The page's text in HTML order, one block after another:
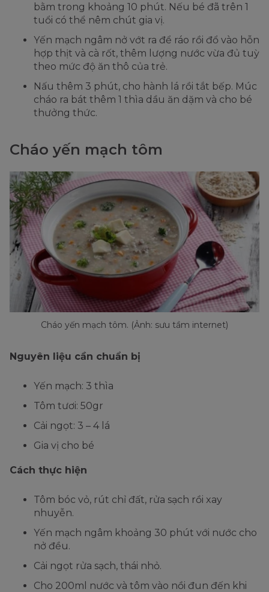
bằm trong khoảng 10 phút. Nếu bé đã trên 1
tuổi có thể nêm chút gia vị.
Yến mạch ngâm nở vớt ra để ráo rồi đổ vào hỗn
hợp thịt và cà rốt, thêm lượng nước vừa đủ tuỳ
theo mức độ ăn thô của trẻ.
Nấu thêm 3 phút, cho hành lá rồi tắt bếp. Múc
cháo ra bát thêm 1 thìa dầu ăn dặm và cho bé
thưởng thức.
Cháo yến mạch tôm
Cháo yến mạch tôm. (Ảnh: sưu tầm internet)
Nguyên liệu cần chuẩn bị
Yến mạch: 3 thìa
Tôm tươi: 50gr
Cải ngọt: 3 – 4 lá
Gia vị cho bé
Cách thực hiện
Tôm bóc vỏ, rút chỉ đất, rửa sạch rồi xay
nhuyễn.
Yến mạch ngâm khoảng 30 phút với nước cho
nở đều.
Cải ngọt rửa sạch, thái nhỏ.
Cho 200ml nước và tôm vào nồi đun đến khi